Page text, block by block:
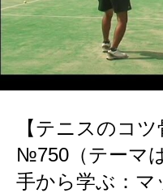
【テニスのコ
№750（テーマ
手から学ぶ：マ